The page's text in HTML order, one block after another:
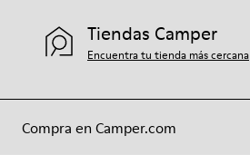
Compra en Camper.com
Tiendas Camper
Encuentra tu tienda más cercana